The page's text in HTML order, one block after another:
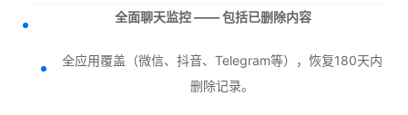
全面聊天监控 —— 包括已删除内容
全应用覆盖（微信、抖音、Telegram等），恢复180天内
删除记录。